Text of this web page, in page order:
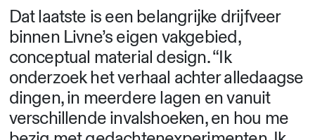
Dat laatste is een belangrijke drijfveer
binnen Livne’s eigen vakgebied,
conceptual material design. “Ik
onderzoek het verhaal achter alledaagse
dingen, in meerdere lagen en vanuit
verschillende invalshoeken, en hou me